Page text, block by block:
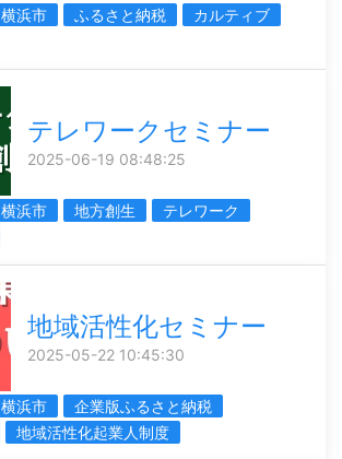
横浜市 ふるさと納税
カルティブ
テレワークセミナー
2025-06-19 08:48:25
横浜市 地方創生
テレワーク
地域活性化セミナー
2025-05-22 10:45:30
横浜市
企業版ふるさと納税
地域活性化起業人制度